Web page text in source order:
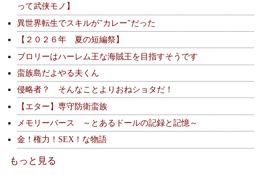
って武侠モノ】
異世界転生でスキルが"カレー"だった
【２０２６年 夏の短編祭】
ブロリーはハーレム王な海賊王を目指すそうです
蛮族島だよやる夫くん
侵略者？ そんなことよりおねショタだ！
【エター】専守防衛蛮族
メモリーバース ～とあるドールの記録と記憶～
金！権力！SEX！な物語
もっと見る